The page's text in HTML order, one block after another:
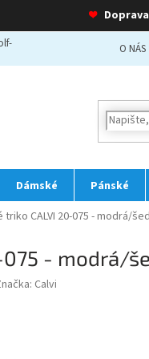
❤ Doprava
O NÁS
Dámské Pánské
triko CALVI 20-075 - modrá/
075 - modrá/
Calvi